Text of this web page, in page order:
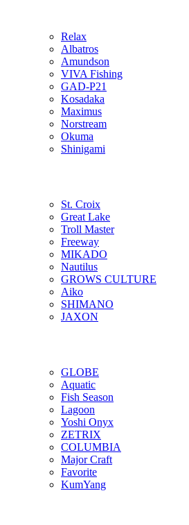
Relax
Albatros
Amundson
VIVA Fishing
GAD-P21
Kosadaka
Maximus
Norstream
Okuma
Shinigami
St. Croix
Great Lake
Troll Master
Freeway
MIKADO
Nautilus
GROWS CULTURE
Aiko
SHIMANO
JAXON
GLOBE
Aquatic
Fish Season
Lagoon
Yoshi Onyx
ZETRIX
COLUMBIA
Major Craft
Favorite
KumYang